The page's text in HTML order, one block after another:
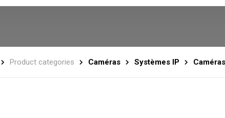
Product categories Caméras Systèmes IP